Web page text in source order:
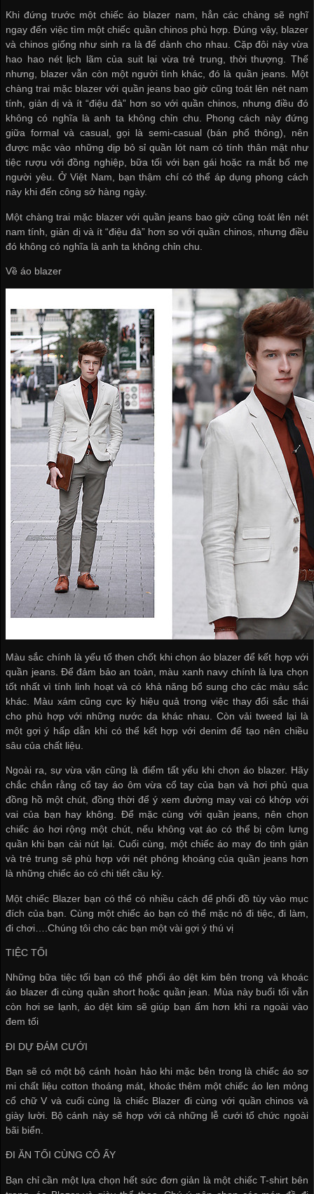
Khi đứng trước một chiếc áo blazer nam, hẳn các chàng sẽ nghĩ
ngay đến việc tìm một chiếc quần chinos phù hợp. Đúng vậy, blazer
và chinos giống như sinh ra là để dành cho nhau. Cặp đôi này vừa
hao hao nét lịch lãm của suit lại vừa trẻ trung, thời thượng. Thế
nhưng, blazer vẫn còn một người tình khác, đó là quần jeans. Một
chàng trai mặc blazer với quần jeans bao giờ cũng toát lên nét nam
tính, giản dị và ít “điệu đà” hơn so với quần chinos, nhưng điều đó
không có nghĩa là anh ta không chỉn chu. Phong cách này đứng
giữa formal và casual, gọi là semi-casual (bán phổ thông), nên
được mặc vào những dịp bỏ sỉ quần lót nam có tính thân mật như
tiệc rượu với đồng nghiệp, bữa tối với bạn gái hoặc ra mắt bố mẹ
người yêu. Ở Việt Nam, bạn thậm chí có thể áp dụng phong cách
này khi đến công sở hàng ngày.
Một chàng trai mặc blazer với quần jeans bao giờ cũng toát lên nét
nam tính, giản dị và ít “điệu đà” hơn so với quần chinos, nhưng điều
đó không có nghĩa là anh ta không chỉn chu.
Về áo blazer
Màu sắc chính là yếu tố then chốt khi chọn áo blazer để kết hợp với
quần jeans. Để đảm bảo an toàn, màu xanh navy chính là lựa chọn
tốt nhất vì tính linh hoạt và có khả năng bổ sung cho các màu sắc
khác. Màu xám cũng cực kỳ hiệu quả trong việc thay đổi sắc thái
cho phù hợp với những nước da khác nhau. Còn vải tweed lại là
một gợi ý hấp dẫn khi có thể kết hợp với denim để tạo nên chiều
sâu của chất liệu.
Ngoài ra, sự vừa vặn cũng là điểm tất yếu khi chọn áo blazer. Hãy
chắc chắn rằng cổ tay áo ôm vừa cổ tay của bạn và hơi phủ qua
đồng hồ một chút, đồng thời để ý xem đường may vai có khớp với
vai của bạn hay không. Để mặc cùng với quần jeans, nên chọn
chiếc áo hơi rộng một chút, nếu không vạt áo có thể bị cộm lưng
quần khi bạn cài nút lại. Cuối cùng, một chiếc áo may đo tinh giản
và trẻ trung sẽ phù hợp với nét phóng khoáng của quần jeans hơn
là những chiếc áo có chi tiết cầu kỳ.
Một chiếc Blazer bạn có thể có nhiều cách để phối đồ tùy vào mục
đích của bạn. Cùng một chiếc áo bạn có thể mặc nó đi tiệc, đi làm,
đi chơi….Chúng tôi cho các bạn một vài gợi ý thú vị
TIỆC TỐI
Những bữa tiệc tối bạn có thể phối áo dệt kim bên trong và khoác
áo blazer đi cùng quần short hoặc quần jean. Mùa này buổi tối vẫn
còn hơi se lạnh, áo dệt kim sẽ giúp bạn ấm hơn khi ra ngoài vào
đem tối
ĐI DỰ ĐÁM CƯỚI
Bạn sẽ có một bộ cánh hoàn hảo khi mặc bên trong là chiếc áo sơ
mi chất liệu cotton thoáng mát, khoác thêm một chiếc áo len mỏng
cổ chữ V và cuối cùng là chiếc Blazer đi cùng với quần chinos và
giày lười. Bộ cánh này sẽ hợp với cả những lễ cưới tổ chức ngoài
bãi biển.
ĐI ĂN TỐI CÙNG CÔ ẤY
Bạn chỉ cần một lựa chọn hết sức đơn giản là một chiếc T-shirt bên